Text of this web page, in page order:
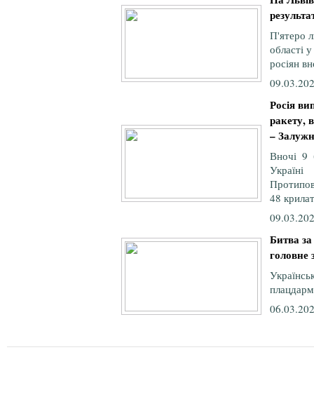
П'ятеро
області
росіян
Росія
ракету,
–
Вночі 9
48
Битва
головне